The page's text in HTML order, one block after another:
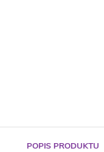
POPIS PRODUKTU